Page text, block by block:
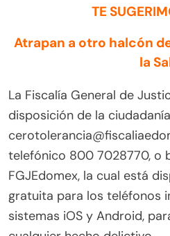
TE
Atrapan a otro halcón
la
La Fiscalía General de
disposición de la
telefónico 800 7028770, o
FGJEdomex, la cual está
gratuita para los teléfonos
sistemas iOS y Android,